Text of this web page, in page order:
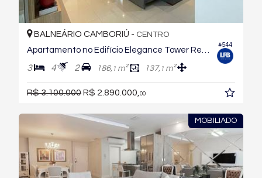
#544
BALNEÁRIO CAMBORIÚ - CENTRO
3 4 2 186, 1 m² 137, 1 m²
R$ 3.100.000R$ 2.890.000, 00
MOBILIADO